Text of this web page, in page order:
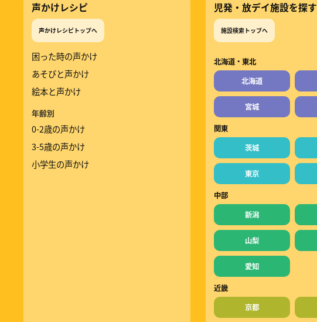
声かけレシピ
声かけレシピトップへ
困った時の声かけ
あそびと声かけ
絵本と声かけ
年齢別
0-2歳の声かけ
3-5歳の声かけ
小学生の声かけ
児発・放デイ施設を探す
施設検索トップへ
北海道・東北
北海道
宮城
関東
茨城
東京
中部
新潟
山梨
愛知
近畿
京都